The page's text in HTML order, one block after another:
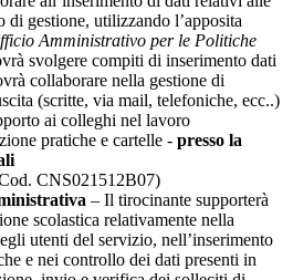
gestione, utilizzando l’apposita
Amministrativo per le Politiche
svolgere compiti di inserimento dati
collaborare nella gestione di
(scritte, via mail, telefoniche, ecc..)
ai colleghi nel lavoro
pratiche e cartelle - presso la
CNS021512B07)
– Il tirocinante supporterà
scolastica relativamente nella
utenti del servizio, nell’inserimento
e nei controllo dei dati presenti in